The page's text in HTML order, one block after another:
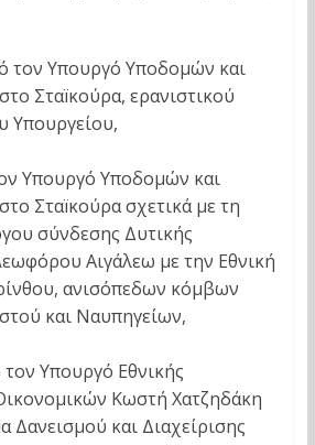
τον Υπουργό Υποδομών και
Σταïκούρα, ερανιστικού
Υπουργείου,
Υπουργό Υποδομών και
Σταïκούρα σχετικά με τη
σύνδεσης Δυτικής
Αιγάλεω με την Εθνική
ανισόπεδων κόμβων
και Ναυπηγείων,
Υπουργό Εθνικής
Κωστή Χατζηδάκη
Δανεισμού και Διαχείρισης